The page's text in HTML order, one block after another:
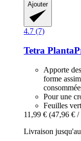
Ajouter
4.7 (7)
Tetra
Apporte
forme
Pour une
Feuilles
11,99 € (47,96 €
Livraison